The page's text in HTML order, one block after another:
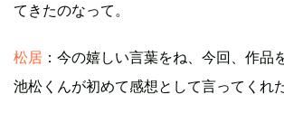
てきたのなって。
松居 ：今の嬉しい言葉をね、今回、作品
池松くんが初めて感想として言ってくれ